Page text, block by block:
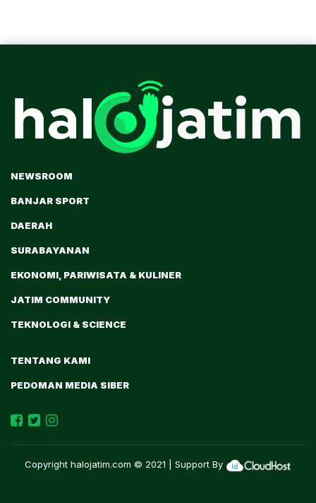
NEWSROOM
BANJAR SPORT
DAERAH
SURABAYANAN
EKONOMI, PARIWISATA & KULINER
JATIM COMMUNITY
TEKNOLOGI & SCIENCE
TENTANG KAMI
PEDOMAN MEDIA SIBER
Copyright halojatim.com © 2021 | Support By